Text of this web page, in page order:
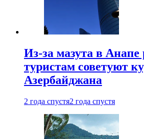
Из-за мазута в Анапе
туристам советуют
Азербайджана
2 года спустя2 года спустя